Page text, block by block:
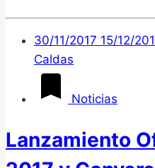
30/11/2017 15/12/
Caldas
Noticias
Lanzamiento